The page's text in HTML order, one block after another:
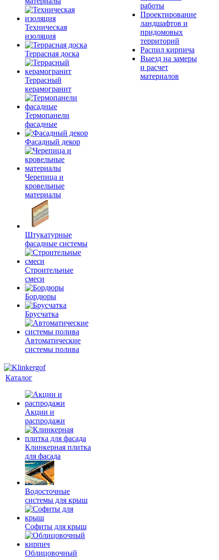
Техническая
изоляция
Террасная доска
Террасный
керамогранит
Термопанели
фасадные
Фасадный декор
Черепица и
кровельные
материалы
Штукатурные
фасадные системы
Строительные
смеси
Бордюры
Брусчатка
Автоматические
системы полива
работы
Проектирование
ландшафтов и
придомовых
территорий
Распил кирпича
Выезд на замеры
и расчет
материалов
Каталог
Акции и
распродажи
Клинкерная плитка
для фасада
Водосточные
системы для крыш
Софиты для крыш
Облицовочный